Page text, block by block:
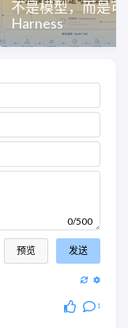
不是模型，而是
Harness
0/500
预览 发送
1